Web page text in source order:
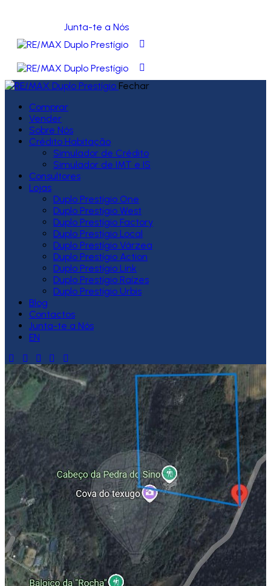
Junta-te a Nós
Fechar
Comprar
Vender
Sobre Nós
Crédito Habitação
Simulador de Crédito
Simulador de IMT e IS
Consultores
Lojas
Duplo Prestígio One
Duplo Prestígio West
Duplo Prestígio Factory
Duplo Prestígio Local
Duplo Prestígio Várzea
Duplo Prestígio Action
Duplo Prestígio Link
Duplo Prestígio Raízes
Duplo Prestígio Urbis
Blog
Contactos
Junta-te a Nós
EN